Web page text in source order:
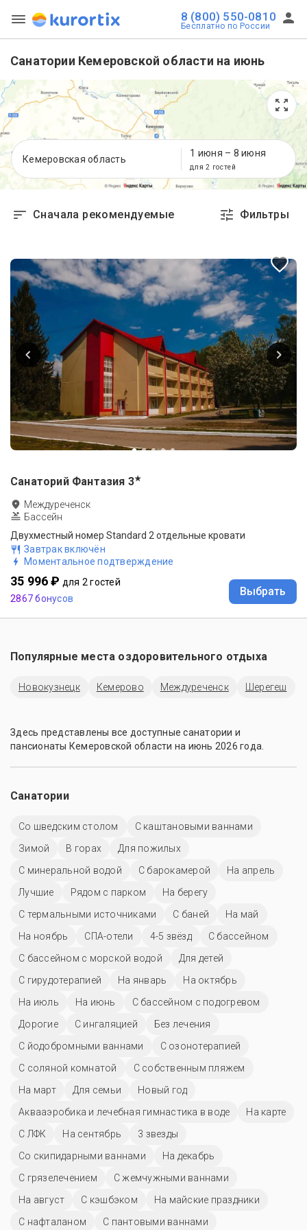
8 (800) 550-0810
Бесплатно по России
Санатории Кемеровской области на июнь
Кемеровская область
1 июня – 8 июня
для 2 гостей
Сначала рекомендуемые Фильтры
Санаторий Фантазия 3★
Междуреченск
Бассейн
Двухместный номер Standard 2 отдельные кровати
Завтрак включён
Моментальное подтверждение
35 996 ₽ для 2 гостей
2867 бонусов
Выбрать
Популярные места оздоровительного отдыха
Новокузнецк Кемерово Междуреченск Шерегеш
Здесь представлены все доступные санатории и
пансионаты Кемеровской области на июнь 2026 года.
Санатории
Со шведским столом
С каштановыми ваннами
Зимой
В горах
Для пожилых
С минеральной водой
С барокамерой
На апрель
Лучшие
Рядом с парком
На берегу
С термальными источниками
С баней
На май
На ноябрь
СПА-отели 4-5 звёзд
C бассейном
С бассейном с морской водой
Для детей
С гирудотерапией
На январь
На октябрь
На июль
На июнь
С бассейном с подогревом
Дорогие
С ингаляцией
Без лечения
С йодобромными ваннами
С озонотерапией
С соляной комнатой
С собственным пляжем
На март
Для семьи
Новый год
Аквааэробика и лечебная гимнастика в воде
На карте
С ЛФК
На сентябрь
3 звезды
Со скипидарными ваннами
На декабрь
С грязелечением
С жемчужными ваннами
На август
С кэшбэком
На майские праздники
С нафталаном
С пантовыми ваннами